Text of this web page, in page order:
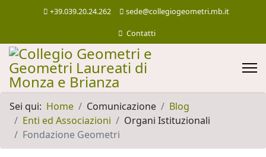
+39.039.20.24.262 sede@collegiogeometri.mb.it
Contatti
Sei qui: Home Comunicazione
Blog
Enti ed Associazioni
Organi Istituzionali
Fondazione Geometri